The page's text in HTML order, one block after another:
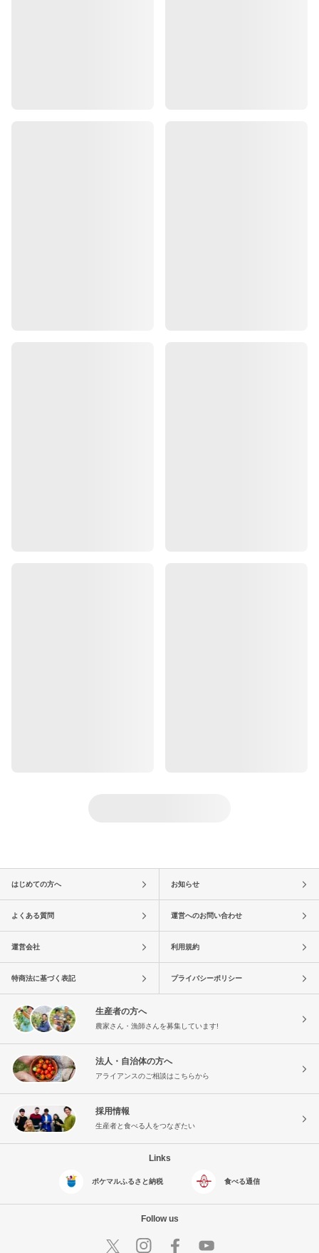
はじめての方へ お知らせ
よくある質問 運営へのお問い合わせ
運営会社 利用規約
特商法に基づく表記 プライバシーポリシー
生産者の方へ
農家さん・漁師さんを募集しています!
法人・自治体の方へ
アライアンスのご相談はこちらから
採用情報
生産者と食べる人をつなぎたい
Links
ポケマルふるさと納税 食べる通信
Follow us